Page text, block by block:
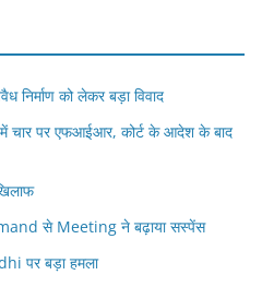
निर्माण को लेकर बड़ा विवाद
में चार पर एफआईआर, कोर्ट के आदेश के बाद
से Meeting ने बढ़ाया सस्पेंस
पर बड़ा हमला